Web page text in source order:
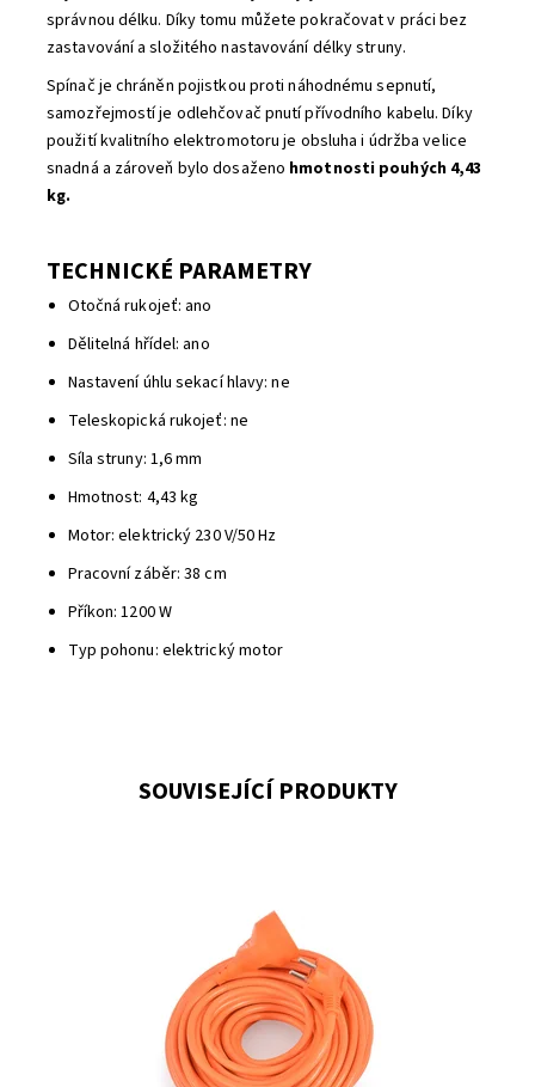
správnou délku. Díky tomu můžete pokračovat v práci bez
zastavování a složitého nastavování délky struny.
Spínač je chráněn pojistkou proti náhodnému sepnutí,
samozřejmostí je odlehčovač pnutí přívodního kabelu. Díky
použití kvalitního elektromotoru je obsluha i údržba velice
snadná a zároveň bylo dosaženo hmotnosti pouhých 4,43
kg.
TECHNICKÉ PARAMETRY
Otočná rukojeť: ano
Dělitelná hřídel: ano
Nastavení úhlu sekací hlavy: ne
Teleskopická rukojeť: ne
Síla struny: 1,6 mm
Hmotnost: 4,43 kg
Motor: elektrický 230 V/50 Hz
Pracovní záběr: 38 cm
Příkon: 1200 W
Typ pohonu: elektrický motor
SOUVISEJÍCÍ PRODUKTY
Prodlužovací kabel 20 m. Průřez vodiče 3 x1,5 mm
Skladem 1
1750
HECHT
2 roky